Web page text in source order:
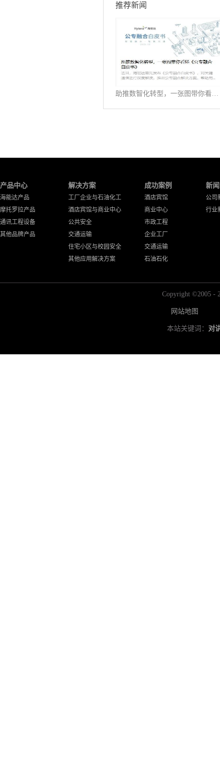
推荐新闻
产品中心
海能达产品
摩托罗拉产品
通讯工程设备
其他品牌产品
解决方案
工厂企业与石油化工
酒店宾馆与商业中心
公共安全
交通运输
住宅小区与校园安全
其他应用解决方案
成功案例
酒店宾馆
商业中心
市政工程
企业工厂
交通运输
石油石化
新
公司
行业
Copyright ©2005 -
网站地图
本站关键词： 对